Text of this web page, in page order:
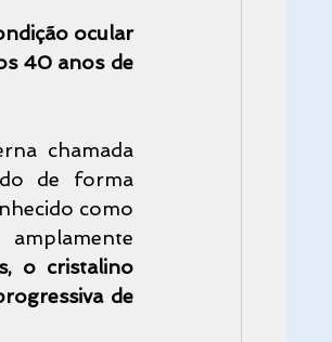
ocular
40 anos de
de forma
como
o cristalino
de